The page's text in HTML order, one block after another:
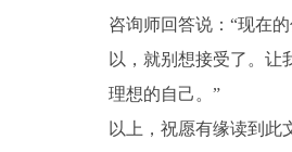
咨询师回答说： “现在
以，就别想接受了。让
理想的自己。”
以上，祝愿有缘读到此